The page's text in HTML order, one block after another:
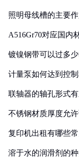
照明母线槽的主要
A516Gr70对应国内
镀镍钢带可以过多
计量泵如何达到控
联轴器的轴孔形式
不锈钢材质厚度允
复印机出租有哪些
溶于水的润滑剂的